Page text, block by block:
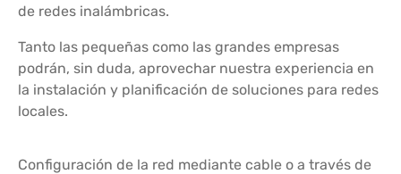
de redes inalámbricas.
Tanto las pequeñas como las grandes empresas
podrán, sin duda, aprovechar nuestra experiencia en
la instalación y planificación de soluciones para redes
locales.
Configuración de la red mediante cable o a través de